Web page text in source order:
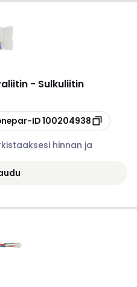
- Sulkuliitin
ID100204938
hinnan ja